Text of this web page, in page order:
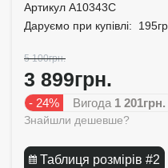
Артикул A10343C
Даруємо при купівлі:
5 100грн.
3 899грн.
- 24% Вигода 1 201грн.
Знайшли дешевше?
Таблиця розмірів #2